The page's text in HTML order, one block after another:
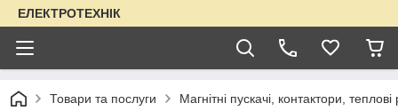
ЕЛЕКТРОТЕХНІК
Товари та послуги Магнітні пускачі, контактори,